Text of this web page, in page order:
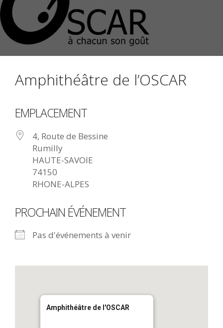
Amphithéâtre de l’OSCAR
EMPLACEMENT
4, Route de Bessine
Rumilly
HAUTE-SAVOIE
74150
RHONE-ALPES
PROCHAIN ÉVÉNEMENT
Pas d'événements à venir
Amphithéâtre de l'OSCAR